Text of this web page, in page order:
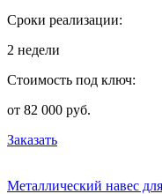
Сроки реализации:
2 недели
Стоимость под ключ:
от 82 000 руб.
Заказать
Металлический навес